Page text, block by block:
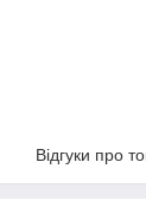
Відгуки про